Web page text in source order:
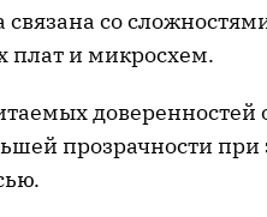
со
плат и микросхем.
доверенностей
прозрачности